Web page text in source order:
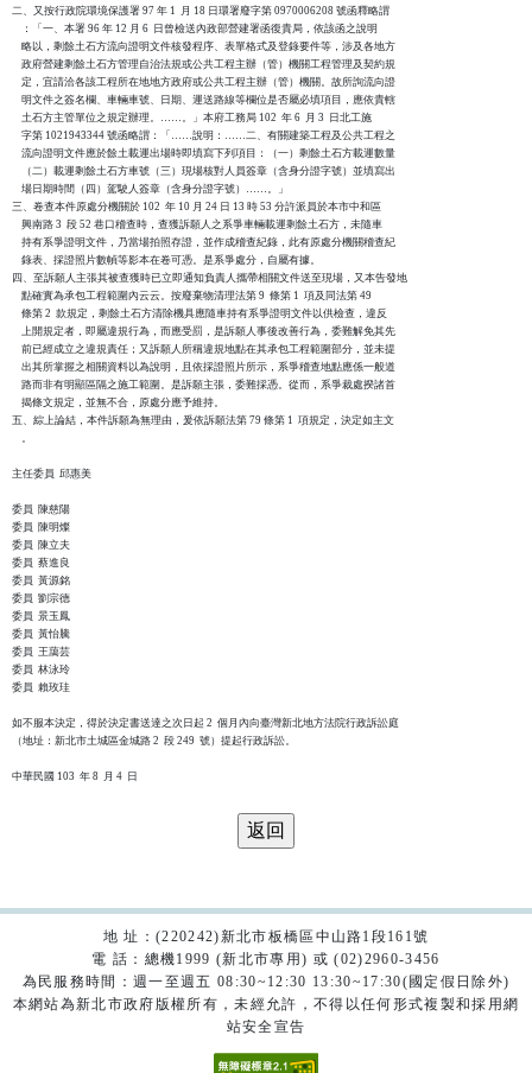
二、又按行政院環境保護署 97 年 1  月 18 日環署廢字第 0970006208 號函釋略謂
    ：「一、本署 96 年 12 月 6  日曾檢送內政部營建署函復貴局，依該函之說明
    略以，剩餘土石方流向證明文件核發程序、表單格式及登錄要件等，涉及各地方
    政府營建剩餘土石方管理自治法規或公共工程主辦（管）機關工程管理及契約規
    定，宜請洽各該工程所在地地方政府或公共工程主辦（管）機關。故所詢流向證
    明文件之簽名欄、車輛車號、日期、運送路線等欄位是否屬必填項目，應依貴轄
    土石方主管單位之規定辦理。……。」本府工務局 102  年 6  月 3  日北工施
    字第 1021943344 號函略謂：「……說明：……二、有關建築工程及公共工程之
    流向證明文件應於餘土載運出場時即填寫下列項目：（一）剩餘土石方載運數量
    （二）載運剩餘土石方車號（三）現場核對人員簽章（含身分證字號）並填寫出
    場日期時間（四）駕駛人簽章（含身分證字號）……。」
三、卷查本件原處分機關於 102  年 10 月 24 日 13 時 53 分許派員於本市中和區
    興南路 3  段 52 巷口稽查時，查獲訴願人之系爭車輛載運剩餘土石方，未隨車
    持有系爭證明文件，乃當場拍照存證，並作成稽查紀錄，此有原處分機關稽查紀
    錄表、採證照片數幀等影本在卷可憑。是系爭處分，自屬有據。
四、至訴願人主張其被查獲時已立即通知負責人攜帶相關文件送至現場，又本告發地
    點確實為承包工程範圍內云云。按廢棄物清理法第 9  條第 1  項及同法第 49
    條第 2  款規定，剩餘土石方清除機具應隨車持有系爭證明文件以供檢查，違反
    上開規定者，即屬違規行為，而應受罰，是訴願人事後改善行為，委難解免其先
    前已經成立之違規責任；又訴願人所稱違規地點在其承包工程範圍部分，並未提
    出其所掌握之相關資料以為說明，且依採證照片所示，系爭稽查地點應係一般道
    路而非有明顯區隔之施工範圍。是訴願主張，委難採憑。從而，系爭裁處揆諸首
    揭條文規定，並無不合，原處分應予維持。
五、綜上論結，本件訴願為無理由，爰依訴願法第 79 條第 1  項規定，決定如主文
    。
主任委員  邱惠美
委員  陳慈陽
委員  陳明燦
委員  陳立夫
委員  蔡進良
委員  黃源銘
委員  劉宗德
委員  景玉鳳
委員  黃怡騰
委員  王藹芸
委員  林泳玲
委員  賴玫珪
如不服本決定，得於決定書送達之次日起 2  個月內向臺灣新北地方法院行政訴訟庭
（地址：新北市土城區金城路 2  段 249  號）提起行政訴訟。
地 址：(220242)新北市板橋區中山路1段161號
電 話：總機1999 (新北市專用) 或 (02)2960-3456
為民服務時間：週一至週五 08:30~12:30 13:30~17:30(國定假日除外)
本網站為新北市政府版權所有，未經允許，不得以任何形式複製和採用網
站安全宣告